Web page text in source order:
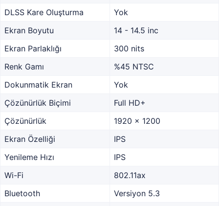
DLSS Kare Oluşturma
Yok
Ekran Boyutu
14 - 14.5 inc
Ekran Parlaklığı
300 nits
Renk Gamı
%45 NTSC
Dokunmatik Ekran
Yok
Çözünürlük Biçimi
Full HD+
Çözünürlük
1920 x 1200
Ekran Özelliği
IPS
Yenileme Hızı
IPS
Wi-Fi
802.11ax
Bluetooth
Versiyon 5.3